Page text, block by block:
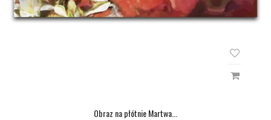
Obraz na płótnie Martwa...